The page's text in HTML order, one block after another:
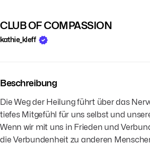
CLUB OF COMPASSION
kathie_kleff
Beschreibung
Die Weg der Heilung führt über das
tiefes Mitgefühl für uns selbst und
Wenn wir mit uns in Frieden und
die Verbundenheit zu anderen